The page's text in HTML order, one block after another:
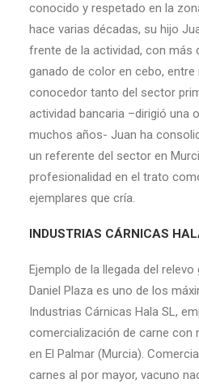
conocido y respetado en la
hace varias décadas, su hijo
frente de la actividad, con más
ganado de color en cebo,
conocedor tanto del sector
actividad bancaria –dirigió una
muchos años- Juan ha
un referente del sector en
profesionalidad en el trato
ejemplares que cría.
INDUSTRIAS CÁRNICAS
Ejemplo de la llegada del
Daniel Plaza es uno de los
Industrias Cárnicas Hala SL,
comercialización de carne con
en El Palmar (Murcia).
carnes al por mayor, vacuno